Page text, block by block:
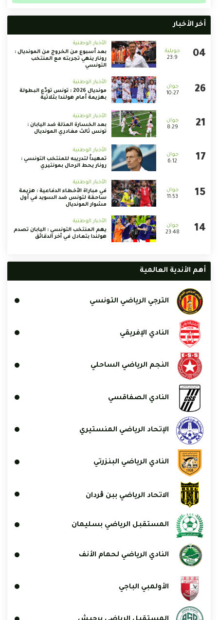
أخر الأخبار
23:9
الأخبار الوطنية
بعد أسبوع من الخروج من المونديال :
رونار ينهي تجربته مع المنتخب
التونسي
10:27
الأخبار الوطنية
مونديال 2026 : تونس تودّع البطولة
بهزيمة أمام هولندا بثلاثية
8:29
الأخبار الوطنية
بعد الخسارة المذلة ضد اليابان :
تونس ثالث مغادري المونديال
6:12
الأخبار الوطنية
تمهيداً لتدريبه للمنتخب التونسي :
رونار يحط الرحال بمونتيري
11:53
الأخبار الوطنية
في مباراة الأخطاء الدفاعية : هزيمة
ساحقة لتونس ضد السويد في أول
مشوار المونديال
23:48
الأخبار الوطنية
يهم المنتخب التونسي : اليابان تصدم
هولندا بتعادل في آخر الدقائق
أهم الأندية العالمية
الترجي الرياضي التونسي
النادي الإفريقي
النجم الرياضي الساحلي
النادي الصفاقسي
الإتحاد الرياضي المنستيري
النادي الرياضي البنزرتي
الاتحاد الرياضي ببن ڨردان
المستقبل الرياضي بسليمان
النادي الرياضي لحمام الأنف
الأولمبي الباجي